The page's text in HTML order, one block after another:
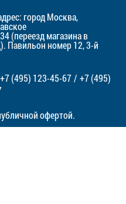
город Москва,
(переезд магазина в
Павильон номер 12, 3-й
+7 (495) 123-45-67/ +7 (495)
офертой.